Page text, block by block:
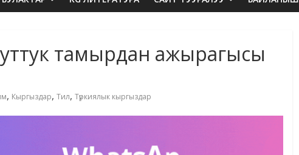
тамырдан ажырагысы
, Кыргыздар, Тил, Түркиялык кыргыздар